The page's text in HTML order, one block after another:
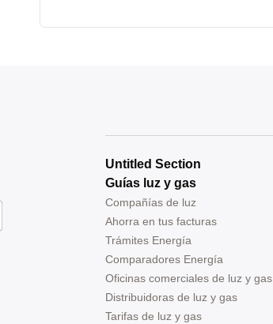
Untitled Section
Guías luz y gas
Compañías de luz
Ahorra en tus facturas
Trámites Energía
Comparadores Energía
Oficinas comerciales de luz y gas
Distribuidoras de luz y gas
Tarifas de luz y gas